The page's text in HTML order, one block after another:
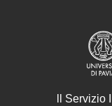
Servizio